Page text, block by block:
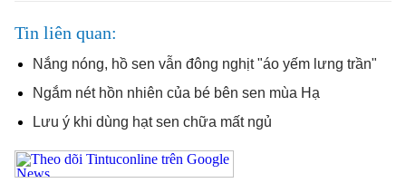
Tin liên quan
Nắng nóng, hồ sen vẫn đông nghịt "áo yếm lưng trần"
Ngắm nét hồn nhiên của bé bên sen mùa Hạ
Lưu ý khi dùng hạt sen chữa mất ngủ